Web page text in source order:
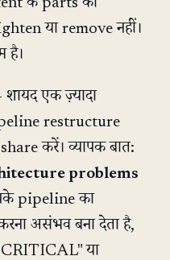
या remove नहीं।
है।
एक ज़्यादा
restructure
करें। व्यापक बात:
problems
pipeline का
असंभव बना देता है,
या